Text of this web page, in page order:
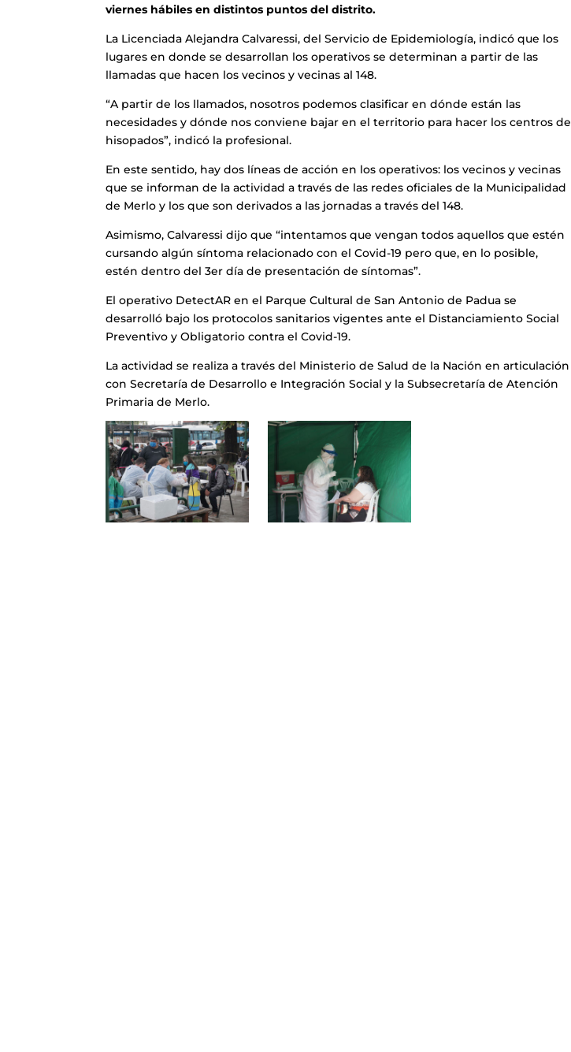
viernes hábiles en distintos puntos del distrito.
La Licenciada Alejandra Calvaressi, del Servicio de Epidemiología, indicó que los
lugares en donde se desarrollan los operativos se determinan a partir de las
llamadas que hacen los vecinos y vecinas al 148.
“A partir de los llamados, nosotros podemos clasificar en dónde están las
necesidades y dónde nos conviene bajar en el territorio para hacer los centros de
hisopados”, indicó la profesional.
En este sentido, hay dos líneas de acción en los operativos: los vecinos y vecinas
que se informan de la actividad a través de las redes oficiales de la Municipalidad
de Merlo y los que son derivados a las jornadas a través del 148.
Asimismo, Calvaressi dijo que “intentamos que vengan todos aquellos que estén
cursando algún síntoma relacionado con el Covid-19 pero que, en lo posible,
estén dentro del 3er día de presentación de síntomas”.
El operativo DetectAR en el Parque Cultural de San Antonio de Padua se
desarrolló bajo los protocolos sanitarios vigentes ante el Distanciamiento Social
Preventivo y Obligatorio contra el Covid-19.
La actividad se realiza a través del Ministerio de Salud de la Nación en articulación
con Secretaría de Desarrollo e Integración Social y la Subsecretaría de Atención
Primaria de Merlo.